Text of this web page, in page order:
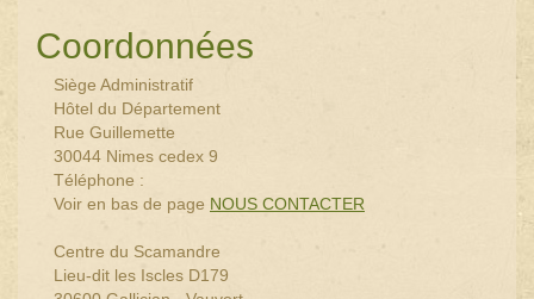
Coordonnées
Siège Administratif
Hôtel du Département
Rue Guillemette
30044 Nimes cedex 9
Téléphone :
Voir en bas de page NOUS CONTACTER
Centre du Scamandre
Lieu-dit les Iscles D179